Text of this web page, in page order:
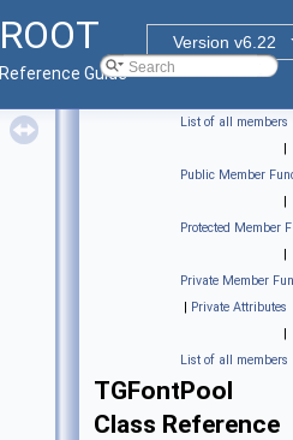
ROOT
Version v6.22
Reference Guide
List of all members
|
Public Member
|
Protected Member
|
Private Member
| Private Attributes
|
List of all members
TGFontPool
Class Reference